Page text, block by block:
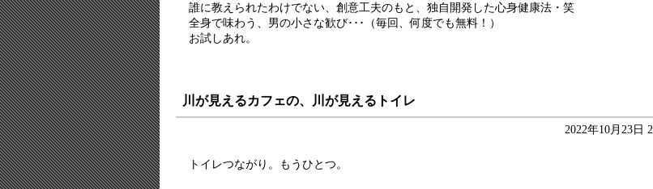
誰に教えられたわけでない、創意工夫のもと、独自開発した心身健康法・笑
全身で味わう、男の小さな歓び･･･（毎回、何度でも無料！）
お試しあれ。
川が見えるカフェの、川が見えるトイレ
2022年10月23日
トイレつながり。もうひとつ。